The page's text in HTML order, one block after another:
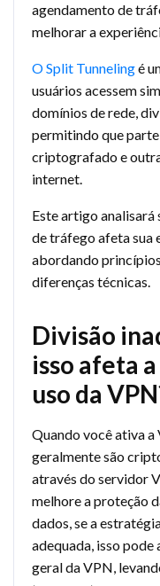
agendamento de
melhorar a
O Split Tunnelingé
usuários acessem
domínios de rede,
permitindo que
criptografado e
internet.
Este artigo
de tráfego afeta sua
abordando
diferenças técnicas.
Divisão
isso afeta
uso da
Quando você ativa a
geralmente são
através do servidor
melhore a proteção
dados, se a
adequada, isso
geral da VPN,